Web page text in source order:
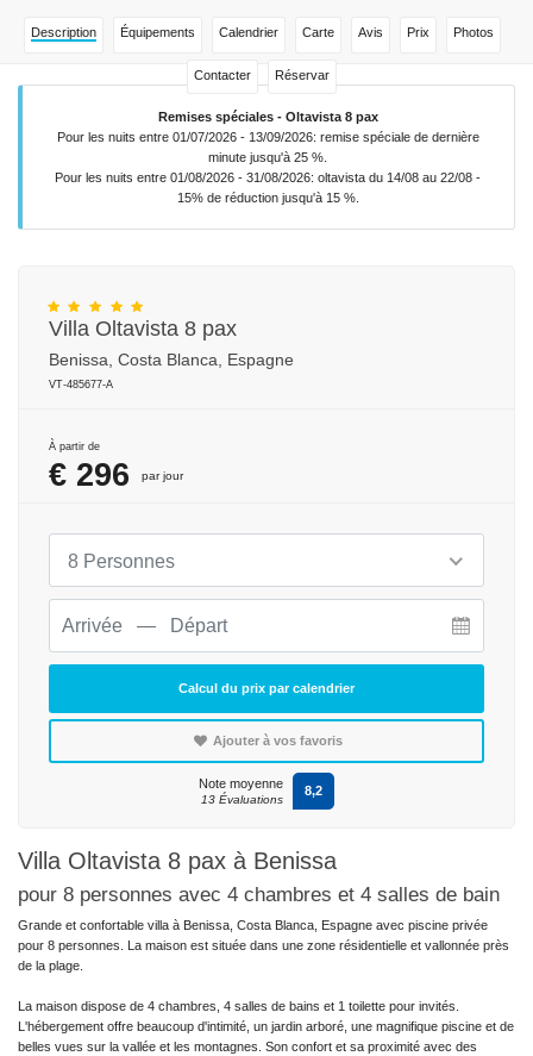
Description Équipements Calendrier Carte Avis Prix Photos
Contacter Réservar
Remises spéciales - Oltavista 8 pax
Pour les nuits entre 01/07/2026 - 13/09/2026: remise spéciale de dernière
minute jusqu'à 25 %.
Pour les nuits entre 01/08/2026 - 31/08/2026: oltavista du 14/08 au 22/08 -
15% de réduction jusqu'à 15 %.
Villa Oltavista 8 pax à Benissa
pour 8 personnes avec 4 chambres et 4 salles de bain
Grande et confortable villa à Benissa, Costa Blanca, Espagne avec piscine privée
pour 8 personnes. La maison est située dans une zone résidentielle et vallonnée près
de la plage.
La maison dispose de 4 chambres, 4 salles de bains et 1 toilette pour invités.
L'hébergement offre beaucoup d'intimité, un jardin arboré, une magnifique piscine et de
belles vues sur la vallée et les montagnes. Son confort et sa proximité avec des
Villa Oltavista 8 pax
Benissa, Costa Blanca, Espagne
VT-485677-A
À partir de
€ 296 par jour
8 Personnes
Calcul du prix par calendrier
Ajouter à vos favoris
Note moyenne
13 Évaluations
8,2